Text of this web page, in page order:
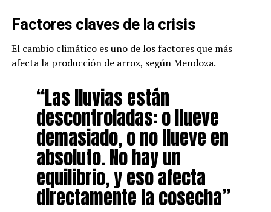
Factores claves de la crisis
El cambio climático es uno de los factores que más
afecta la producción de arroz, según Mendoza.
“Las lluvias están
descontroladas: o llueve
demasiado, o no llueve en
absoluto. No hay un
equilibrio, y eso afecta
directamente la cosecha”